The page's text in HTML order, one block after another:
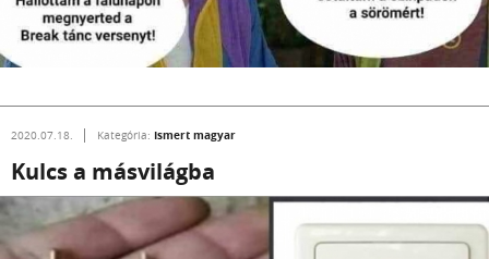
2020.07.18. Kategória: Ismert magyar
Kulcs a másvilágba